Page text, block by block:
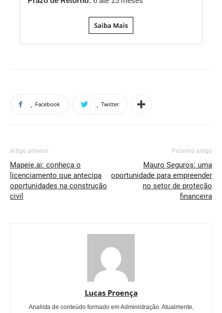
Saiba Mais
Facebook Twitter
Artigo anterior
Mapeie.ai: conheça o
licenciamento que antecipa
oportunidades na construção
civil
Próximo artigo
Mauro Seguros: uma
oportunidade para empreender
no setor de proteção
financeira
Lucas Proença
Analista de conteúdo formado em Administração. Atualmente,